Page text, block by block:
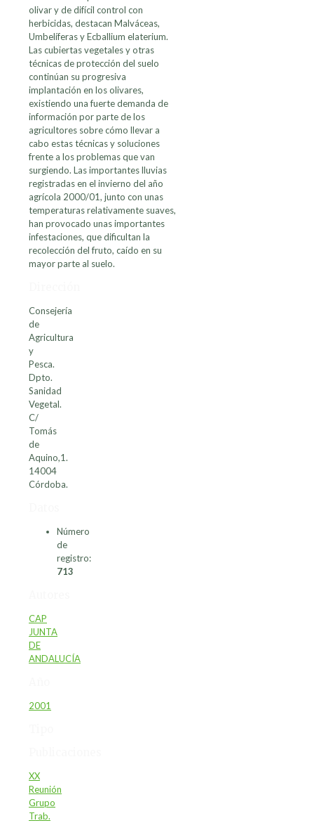
olivar y de difícil control con
herbicidas, destacan Malváceas,
Umbelíferas y Ecballium elaterium.
Las cubiertas vegetales y otras
técnicas de protección del suelo
continúan su progresiva
implantación en los olivares,
existiendo una fuerte demanda de
información por parte de los
agricultores sobre cómo llevar a
cabo estas técnicas y soluciones
frente a los problemas que van
surgiendo. Las importantes lluvias
registradas en el invierno del año
agrícola 2000/01, junto con unas
temperaturas relativamente suaves,
han provocado unas importantes
infestaciones, que dificultan la
recolección del fruto, caído en su
mayor parte al suelo.
Consejería
de
Agricultura
y
Pesca.
Dpto.
Sanidad
Vegetal.
C/
Tomás
de
Aquino,1.
14004
Córdoba.
Número
de
registro:
713
CAP
JUNTA
DE
ANDALUCÍA
2001
XX
Reunión
Grupo
Trab.